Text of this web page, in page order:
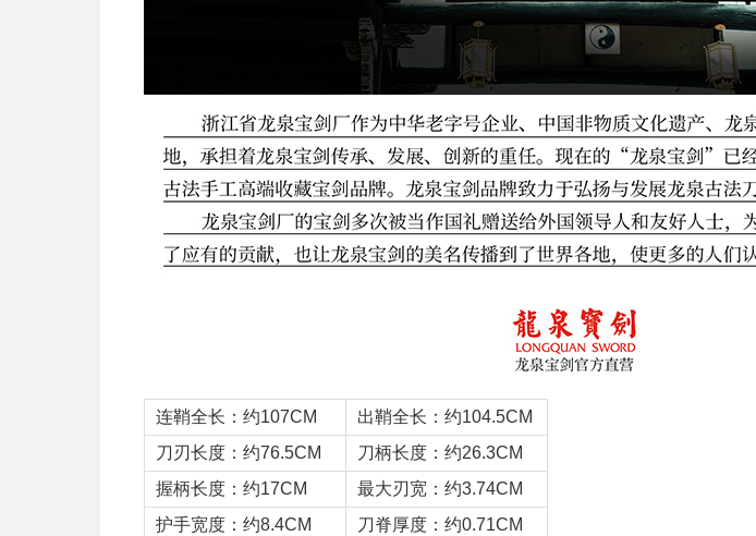
连鞘全长：约107CM
出鞘全长：约104.5CM
刀刃长度：约76.5CM
刀柄长度：约26.3CM
握柄长度：约17CM
最大刃宽：约3.74CM
护手宽度：约8.4CM
刀脊厚度：约0.71CM